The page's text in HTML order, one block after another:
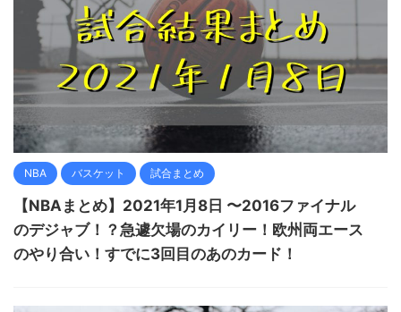
NBA バスケット 試合まとめ
【NBAまとめ】2021年1月8日 〜2016ファイナル
のデジャブ！？急遽欠場のカイリー！欧州両エース
のやり合い！すでに3回目のあのカード！